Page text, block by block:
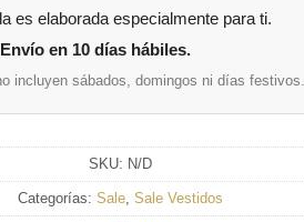
es elaborada especialmente para ti.
Envío en 10 días hábiles.
incluyen sábados, domingos ni días festivos.
SKU: N/D
Categorías: Sale, Sale Vestidos